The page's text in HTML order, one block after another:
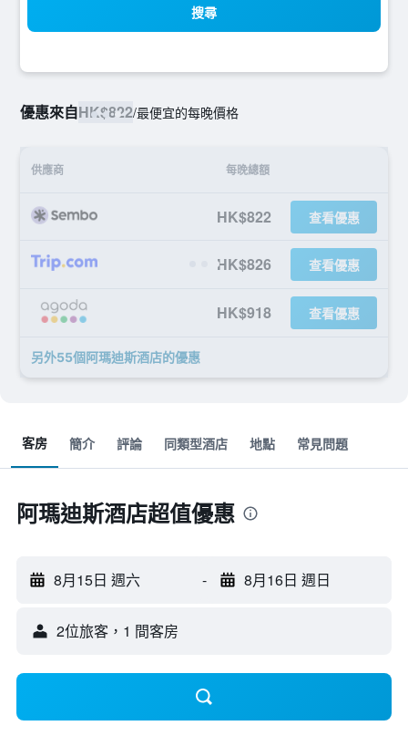
搜尋
優惠來自HK$822/最便宜的每晚價格
供應商 每晚總額
HK$822 查看優惠
HK$826 查看優惠
HK$918 查看優惠
另外55個阿瑪迪斯酒店​的優惠
客房 簡介 評論 同類型酒店 地點 常見問題
阿瑪迪斯酒店超值優惠
8月15日 週六 - 8月16日 週日
2位旅客，1 間客房